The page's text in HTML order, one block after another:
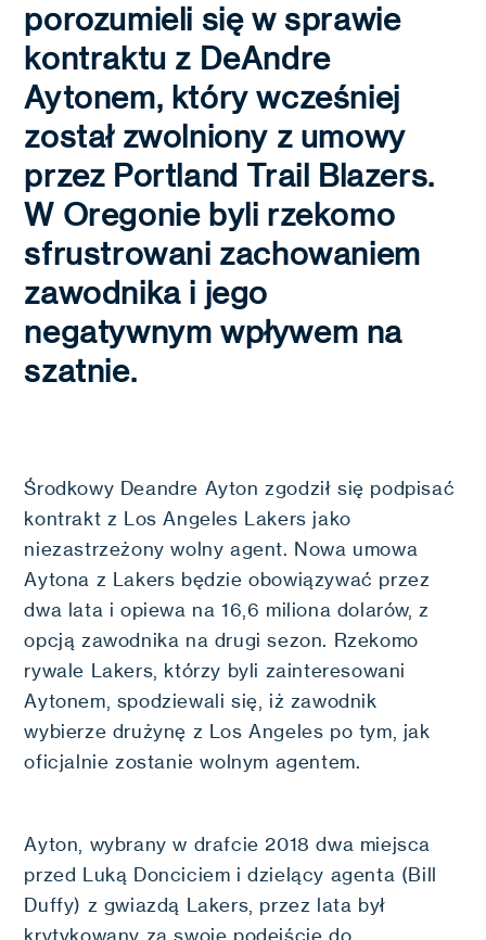
porozumieli się w sprawie
kontraktu z DeAndre
Aytonem, który wcześniej
został zwolniony z umowy
przez Portland Trail Blazers.
W Oregonie byli rzekomo
sfrustrowani zachowaniem
zawodnika i jego
negatywnym wpływem na
szatnie.
Środkowy Deandre Ayton zgodził się podpisać
kontrakt z Los Angeles Lakers jako
niezastrzeżony wolny agent. Nowa umowa
Aytona z Lakers będzie obowiązywać przez
dwa lata i opiewa na 16,6 miliona dolarów, z
opcją zawodnika na drugi sezon. Rzekomo
rywale Lakers, którzy byli zainteresowani
Aytonem, spodziewali się, iż zawodnik
wybierze drużynę z Los Angeles po tym, jak
oficjalnie zostanie wolnym agentem.
Ayton, wybrany w drafcie 2018 dwa miejsca
przed Luką Donciciem i dzielący agenta (Bill
Duffy) z gwiazdą Lakers, przez lata był